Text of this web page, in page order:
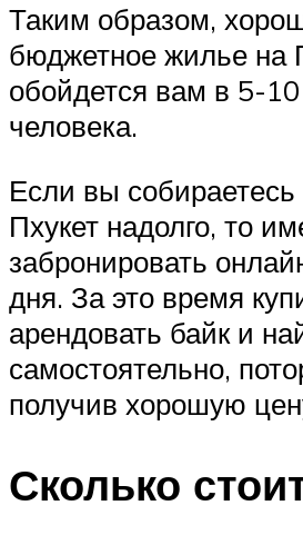
Таким образом,
бюджетное жилье на
обойдется вам в 5-
человека.
Если вы собираетесь
Пхукет надолго, то
забронировать
дня. За это время
арендовать байк и
самостоятельно,
получив хорошую
Сколько